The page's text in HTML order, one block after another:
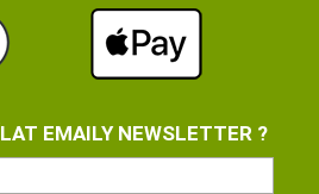
EMAILY NEWSLETTER ?